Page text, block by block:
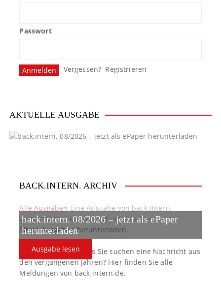
i
g
Passwort
Vergessen? Registrieren
AKTUELLE AUSGABE
back.intern. 08/2026 – jetzt als ePaper
herunterladen
Ausgabe lesen
BACK.INTERN. ARCHIV
Alle Ausgaben Eine Ausgabe von back.intern.
verpasst? Hier können sich Abonnenten
ältere Ausgaben herunterladen.
back.intern. Top-News Sie suchen eine Nachricht aus
den vergangenen Jahren? Hier finden Sie alle
Meldungen von back-intern.de.